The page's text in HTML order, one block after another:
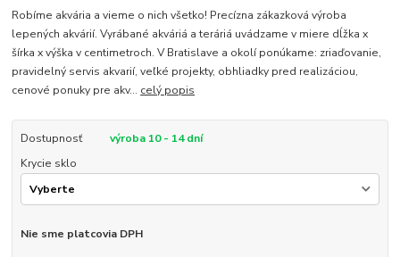
Robíme akvária a vieme o nich všetko! Precízna zákazková výroba
lepených akvárií. Vyrábané akváriá a teráriá uvádzame v miere dĺžka x
šírka x výška v centimetroch. V Bratislave a okolí ponúkame: zriaďovanie,
pravidelný servis akvarií, veľké projekty, obhliadky pred realizáciou,
cenové ponuky pre akv... celý popis
Dostupnosť
výroba 10 - 14 dní
Krycie sklo
Nie sme platcovia DPH